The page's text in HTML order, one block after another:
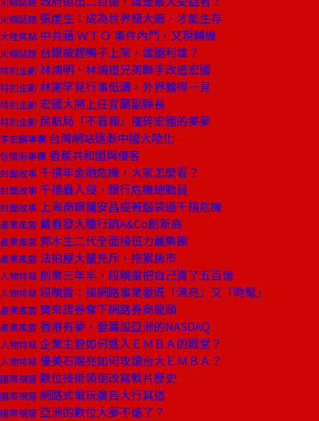
火線話題 張虔生：成為世界級大廠，才能生存
大陸焦點 中共藉 ＷＴＯ 事件內鬥，又現轉機
火線話題 台銀被趕鴨子上架，誰圖利誰？
特別企劃 林鴻明、林鴻道兄弟聯手改造宏國
特別企劃 林謝罕見行事低調，外界難得一見
特別企劃 宏國大將上任宜蘭副縣長
特別企劃 民航局「不看報」撞碎宏國的美夢
李宏麟專欄 台灣網站逐漸中國大陸化
信懷南專欄 香蕉共和國與傻客
封面故事 千禧年金融危機，大家怎麼看？
封面故事 千禧蟲入侵，銀行危機總動員
封面故事 上海商銀羅安昌提著腦袋過千禧危機
產業風雲 戴春發大膽行銷A&Co創新高
產業風雲 郭木生二代全面接班力麗集團
產業風雲 法拍屋大量充斥，拖累房市
人物特寫 創業三年半，段曉雷把自己賣了五百億
人物特寫 段曉雷：搞網路事業要既「漂亮」又「時髦」
產業風雲 寶來證券奪下網路券商龍頭
產業風雲 香港有夢，要籌設亞洲的NASDAQ
人物特寫 企業主管如何進入ＥＭＢＡ的殿堂？
人物特寫 優美石賜亮如何攻讀台大ＥＭＢＡ？
國際視窗 數位技術領銜改寫軟片歷史
國際視窗 網路式電玩廣告大行其道
國際視窗 亞洲的數位大夢不遠了？